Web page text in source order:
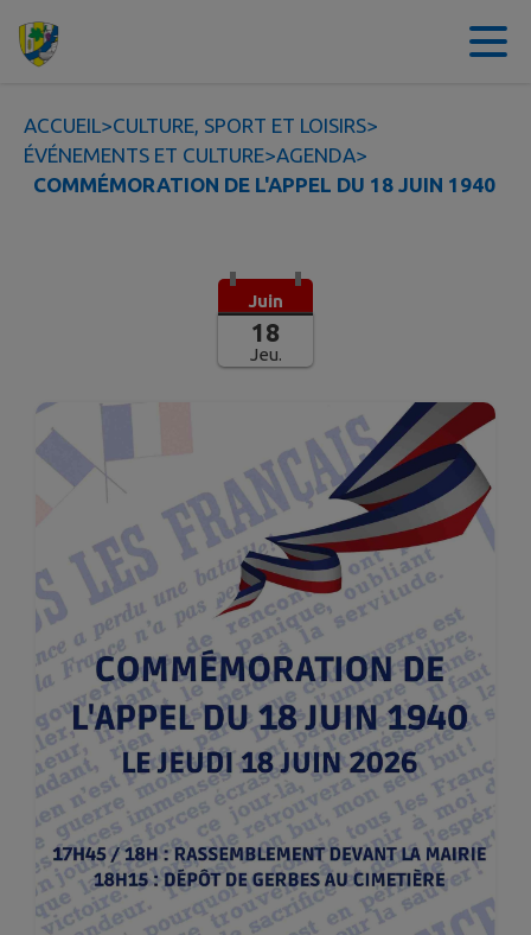
Contenu
ACCUEIL>CULTURE, SPORT ET LOISIRS>
ÉVÉNEMENTS ET CULTURE>AGENDA>
COMMÉMORATION DE L'APPEL DU 18 JUIN 1940
Juin
18
Jeu.